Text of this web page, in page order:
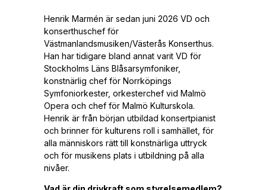
Henrik Marmén är sedan juni 2026 VD och
konserthuschef för
Västmanlandsmusiken/Västerås Konserthus.
Han har tidigare bland annat varit VD för
Stockholms Läns Blåsarsymfoniker,
konstnärlig chef för Norrköpings
Symfoniorkester, orkesterchef vid Malmö
Opera och chef för Malmö Kulturskola.
Henrik är från början utbildad konsertpianist
och brinner för kulturens roll i samhället, för
alla människors rätt till konstnärliga uttryck
och för musikens plats i utbildning på alla
nivåer.